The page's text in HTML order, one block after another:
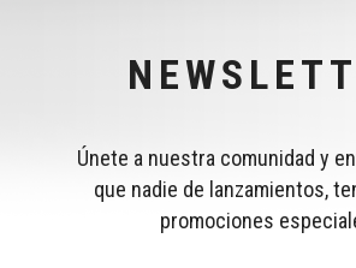
Únete a nuestra comunidad y
que nadie de lanzamientos,
promociones